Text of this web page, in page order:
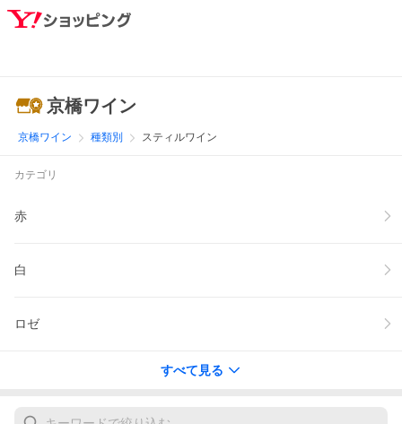
京橋ワイン
京橋ワイン 種類別 スティルワイン
カテゴリ
赤
白
ロゼ
すべて見る